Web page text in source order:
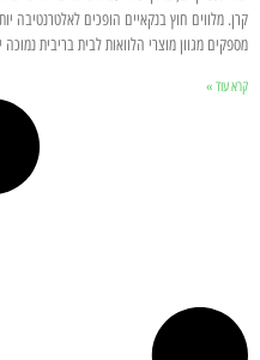
קרן. מלווים חוץ בנקאיים הופכים לאלטרנטיבה
מספקים מגוון מוצרי הלוואות לבית בריבית
קרא עוד »